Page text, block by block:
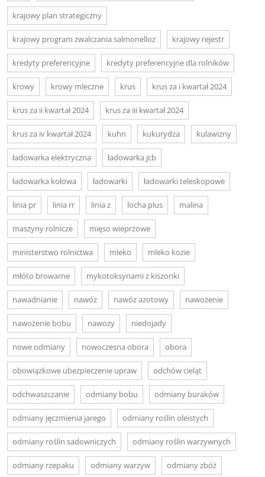
krajowy plan strategiczny
krajowy program zwalczania salmonelloz krajowy rejestr
kredyty preferencyjne kredyty preferencyjne dla rolników
krowy krowy mleczne krus krus za i kwartał 2024
krus za ii kwartał 2024 krus za iii kwartał 2024
krus za iv kwartał 2024 kuhn kukurydza kulawizny
ładowarka elektryczna ładowarka jcb
ładowarka kołowa ładowarki ładowarki teleskopowe
linia pr linia rr linia z locha plus malina
maszyny rolnicze mięso wieprzowe
ministerstwo rolnictwa mleko mleko kozie
młóto browarne mykotoksynami z kiszonki
nawadnianie nawóz nawóz azotowy nawożenie
nawożenie bobu nawozy niedojady
nowe odmiany nowoczesna obora obora
obowiązkowe ubezpieczenie upraw odchów cieląt
odchwaszczanie odmiany bobu odmiany buraków
odmiany jęczmienia jarego odmiany roślin oleistych
odmiany roślin sadowniczych odmiany roślin warzywnych
odmiany rzepaku odmiany warzyw odmiany zbóż